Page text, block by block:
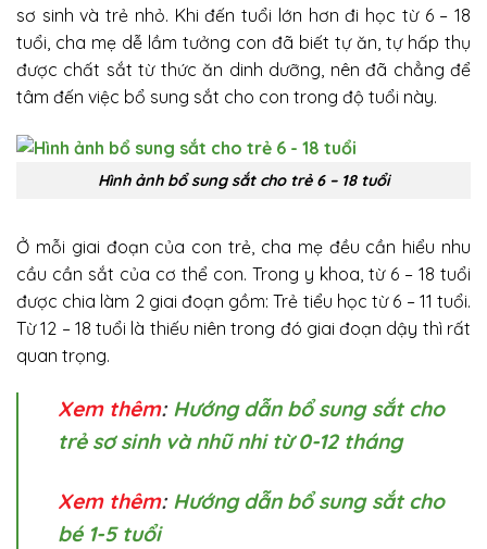
sơ sinh và trẻ nhỏ. Khi đến tuổi lớn hơn đi học từ 6 – 18
tuổi, cha mẹ dễ lầm tưởng con đã biết tự ăn, tự hấp thụ
được chất sắt từ thức ăn dinh dưỡng, nên đã chẳng để
tâm đến việc bổ sung sắt cho con trong độ tuổi này.
Hình ảnh bổ sung sắt cho trẻ 6 – 18 tuổi
Ở mỗi giai đoạn của con trẻ, cha mẹ đều cần hiểu nhu
cầu cần sắt của cơ thể con. Trong y khoa, từ 6 – 18 tuổi
được chia làm 2 giai đoạn gồm: Trẻ tiểu học từ 6 – 11 tuổi.
Từ 12 – 18 tuổi là thiếu niên trong đó giai đoạn dậy thì rất
quan trọng.
Xem thêm: Hướng dẫn bổ sung sắt cho
trẻ sơ sinh và nhũ nhi từ 0-12 tháng
Xem thêm: Hướng dẫn bổ sung sắt cho
bé 1-5 tuổi